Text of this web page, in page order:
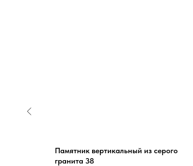
Памятник вертикальный из серого
гранита 38